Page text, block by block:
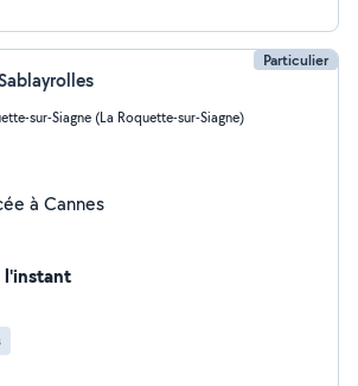
Particulier
sur-Siagne (La Roquette-sur-Siagne)
à Cannes
l'instant